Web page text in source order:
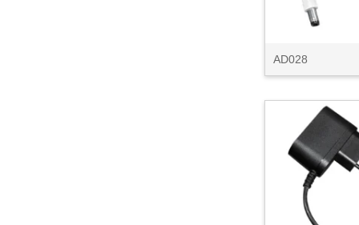
AD028